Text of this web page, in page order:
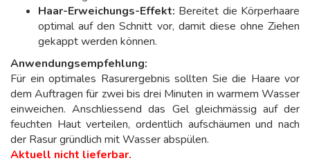
Haar-Erweichungs-Effekt: Bereitet die Körperhaare
optimal auf den Schnitt vor, damit diese ohne Ziehen
gekappt werden können.
Anwendungsempfehlung:
Für ein optimales Rasurergebnis sollten Sie die Haare vor
dem Auftragen für zwei bis drei Minuten in warmem Wasser
einweichen. Anschliessend das Gel gleichmässig auf der
feuchten Haut verteilen, ordentlich aufschäumen und nach
der Rasur gründlich mit Wasser abspülen.
Aktuell nicht lieferbar.